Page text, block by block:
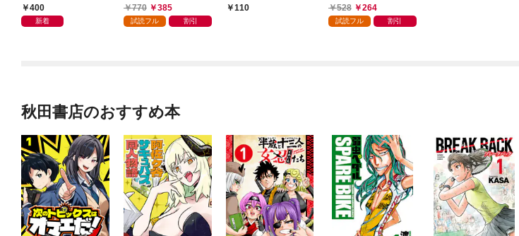
400
新着
770 385
試読フル 割引
110
528 264
試読フル 割引
秋田書店のおすすめ本